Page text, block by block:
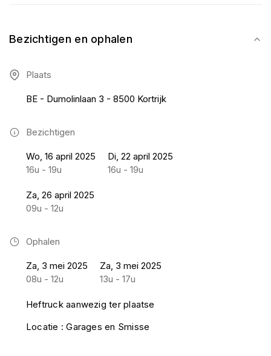
Bezichtigen en ophalen
Plaats
BE - Dumolinlaan 3 - 8500 Kortrijk
Bezichtigen
Wo, 16 april 2025
16u - 19u
Di, 22 april 2025
16u - 19u
Za, 26 april 2025
09u - 12u
Ophalen
Za, 3 mei 2025
08u - 12u
Za, 3 mei 2025
13u - 17u
Heftruck aanwezig ter plaatse
Locatie : Garages en Smisse